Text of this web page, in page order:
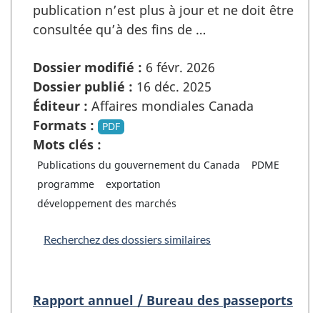
publication n’est plus à jour et ne doit être
consultée qu’à des fins de …
Dossier modifié : 6 févr. 2026
Dossier publié : 16 déc. 2025
Éditeur : Affaires mondiales Canada
Formats :
PDF
Mots clés :
Publications du gouvernement du Canada
PDME
programme
exportation
développement des marchés
Recherchez des dossiers similaires
Rapport annuel / Bureau des passeports